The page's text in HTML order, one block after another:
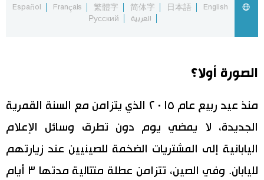
سياسة
موسوعة اليابان
هو وهي
English
日本語
简体字
繁體字
Français
Español
العربية
Русский
الصورة أولا؟
منذ عيد ربيع عام ٢٠١٥ الذي يتزامن مع السنة القمرية
الجديدة، لا يمضي يوم دون تطرق وسائل الإعلام
اليابانية إلى المشتريات الضخمة للصينيين عند زيارتهم
لليابان. وفي الصين، تتزامن عطلة متتالية مدتها ٣ أيام